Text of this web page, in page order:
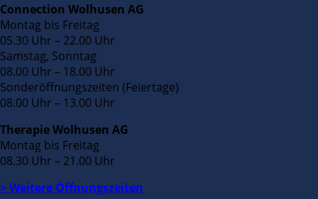
Connection Wolhusen AG
Montag bis Freitag
05.30 Uhr – 22.00 Uhr
Samstag, Sonntag
08.00 Uhr – 18.00 Uhr
Sonderöffnungszeiten (Feiertage)
08.00 Uhr – 13.00 Uhr
Therapie Wolhusen AG
Montag bis Freitag
08.30 Uhr – 21.00 Uhr
> Weitere Öffnungszeiten